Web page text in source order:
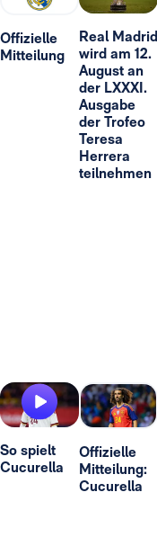
Offizielle
Mitteilung
Real Madrid
wird am 12.
August an
der LXXXI.
Ausgabe
der Trofeo
Teresa
Herrera
teilnehmen
So spielt
Cucurella
Offizielle
Mitteilung:
Cucurella